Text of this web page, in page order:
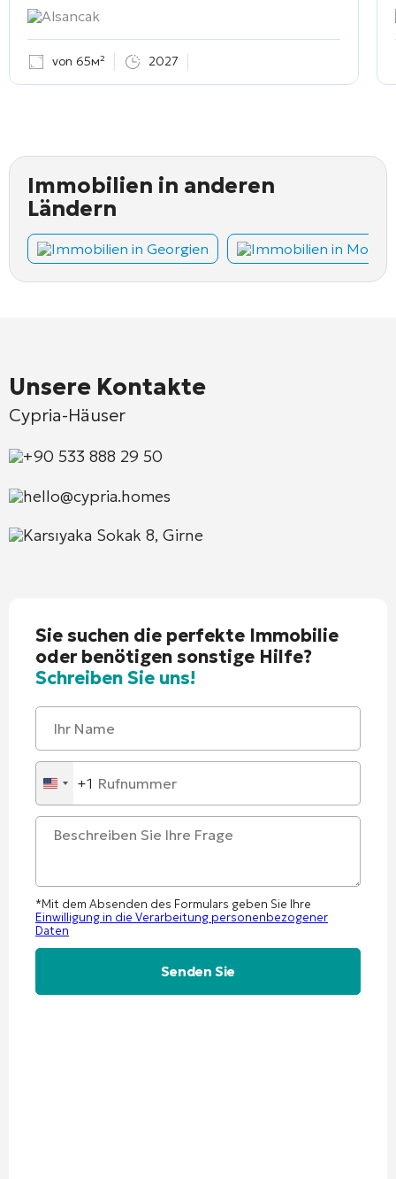
Alsancak
von 65м² 2027
Immobilien in anderen
Ländern
Immobilien in Georgien Immobilien in
Unsere Kontakte
Cypria-Häuser
+90 533 888 29 50
hello@cypria.homes
Karsıyaka Sokak 8, Girne
Sie suchen die perfekte Immobilie
oder benötigen sonstige Hilfe?
Schreiben Sie uns!
United
States
+1
+1
*Mit dem Absenden des Formulars geben Sie Ihre
Einwilligung in die Verarbeitung personenbezogener
Daten